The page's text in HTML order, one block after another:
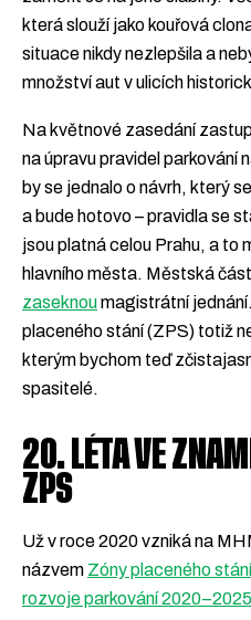
která slouží jako kouřová
situace nikdy nezlepšila a
množství aut v ulicích
Na květnové zasedání
na úpravu pravidel parkování
by se jednalo o návrh, který
a bude hotovo – pravidla se
jsou platná celou Prahu, a to
hlavního města. Městská
zaseknoumagistrátní
placeného stání (ZPS) totiž
kterým bychom teď
spasitelé.
20. LÉTA VE
ZPS
Už v roce 2020 vzniká na
názvem Zóny placeného
rozvoje parkování 2020–2025